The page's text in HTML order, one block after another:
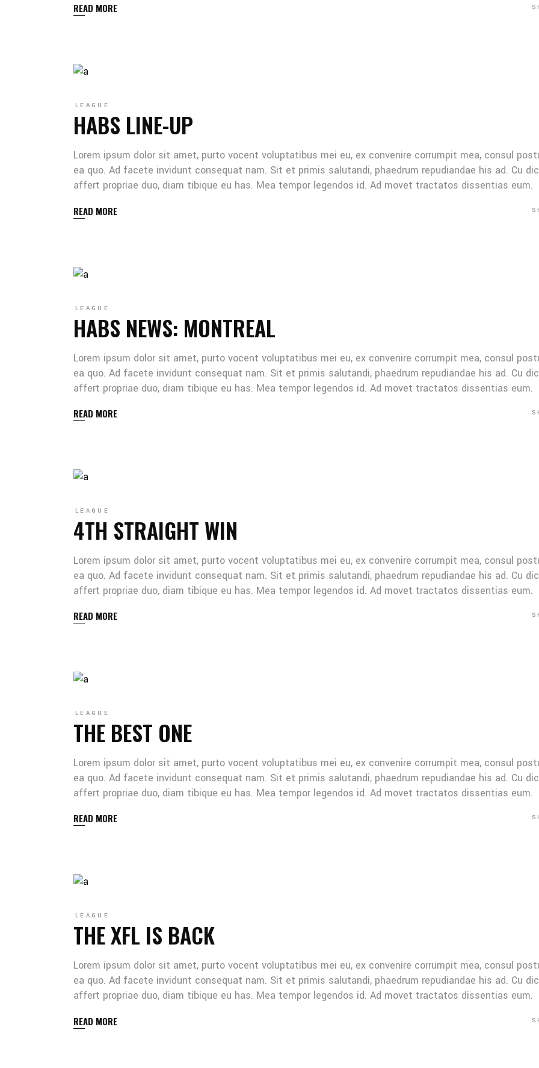
READ MORE
LEAGUE
HABS LINE-UP
Lorem ipsum dolor sit amet, purto vocent voluptatibus mei eu, ex convenire corrumpit mea, consul
ea quo. Ad facete invidunt consequat nam. Sit et primis salutandi, phaedrum repudiandae his ad. Cu
affert propriae duo, diam tibique eu has. Mea tempor legendos id. Ad movet tractatos dissentias eum.
READ MORE
LEAGUE
HABS NEWS: MONTREAL
Lorem ipsum dolor sit amet, purto vocent voluptatibus mei eu, ex convenire corrumpit mea, consul
ea quo. Ad facete invidunt consequat nam. Sit et primis salutandi, phaedrum repudiandae his ad. Cu
affert propriae duo, diam tibique eu has. Mea tempor legendos id. Ad movet tractatos dissentias eum.
READ MORE
LEAGUE
4TH STRAIGHT WIN
Lorem ipsum dolor sit amet, purto vocent voluptatibus mei eu, ex convenire corrumpit mea, consul
ea quo. Ad facete invidunt consequat nam. Sit et primis salutandi, phaedrum repudiandae his ad. Cu
affert propriae duo, diam tibique eu has. Mea tempor legendos id. Ad movet tractatos dissentias eum.
READ MORE
LEAGUE
THE BEST ONE
Lorem ipsum dolor sit amet, purto vocent voluptatibus mei eu, ex convenire corrumpit mea, consul
ea quo. Ad facete invidunt consequat nam. Sit et primis salutandi, phaedrum repudiandae his ad. Cu
affert propriae duo, diam tibique eu has. Mea tempor legendos id. Ad movet tractatos dissentias eum.
READ MORE
LEAGUE
THE XFL IS BACK
Lorem ipsum dolor sit amet, purto vocent voluptatibus mei eu, ex convenire corrumpit mea, consul
ea quo. Ad facete invidunt consequat nam. Sit et primis salutandi, phaedrum repudiandae his ad. Cu
affert propriae duo, diam tibique eu has. Mea tempor legendos id. Ad movet tractatos dissentias eum.
READ MORE